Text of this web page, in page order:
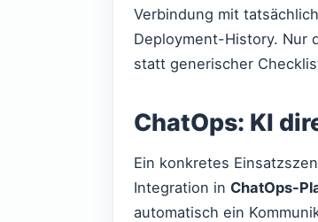
Verbindung mit
Deployment-History. Nur
statt generischer
ChatOps: KI
Ein konkretes
Integration in ChatOps-
automatisch ein